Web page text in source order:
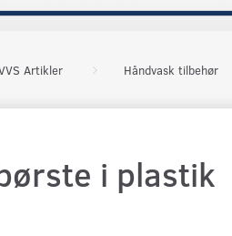
Artikler Håndvask tilbehør
i plastik